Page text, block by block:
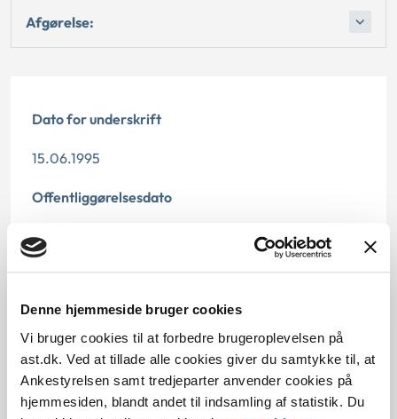
Denne hjemmeside bruger cookies
Vi bruger cookies til at forbedre brugeroplevelsen på
ast.dk. Ved at tillade alle cookies giver du samtykke til, at
Ankestyrelsen samt tredjeparter anvender cookies på
hjemmesiden, blandt andet til indsamling af statistik. Du
Afgørelse:
Dato for underskrift
15.06.1995
Offentliggørelsesdato
12.07.2013
Paragraf
§ 11
Journalnummer
21199-94